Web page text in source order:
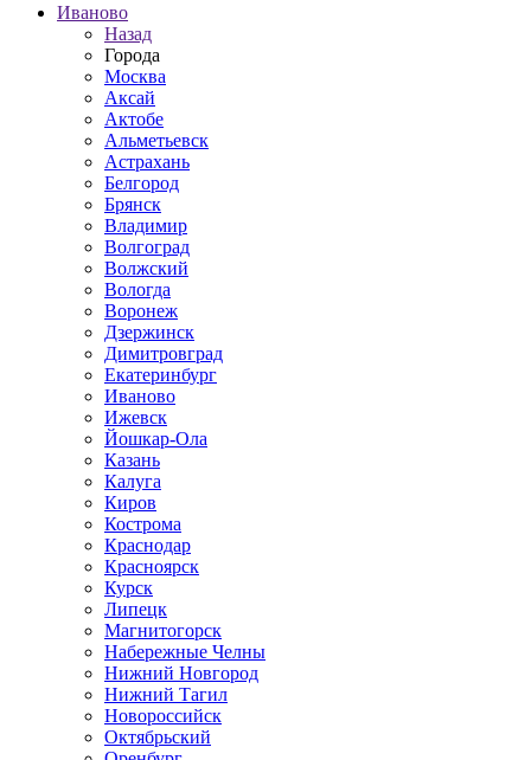
Иваново
Назад
Города
Москва
Аксай
Актобе
Альметьевск
Астрахань
Белгород
Брянск
Владимир
Волгоград
Волжский
Вологда
Воронеж
Дзержинск
Димитровград
Екатеринбург
Иваново
Ижевск
Йошкар-Ола
Казань
Калуга
Киров
Кострома
Краснодар
Красноярск
Курск
Липецк
Магнитогорск
Набережные Челны
Нижний Новгород
Нижний Тагил
Новороссийск
Октябрьский